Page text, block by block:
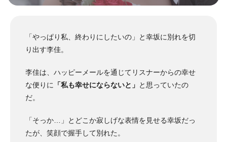
「やっぱり私、終わりにしたいの」と幸坂に別れを切
り出す李佳。
李佳は、ハッピーメールを通じてリスナーからの幸せ
な便りに
「私も幸せにならないと」 と思っていたの
だ。
「そっか…」とどこか寂しげな表情を見せる幸坂だっ
たが、笑顔で握手して別れた。